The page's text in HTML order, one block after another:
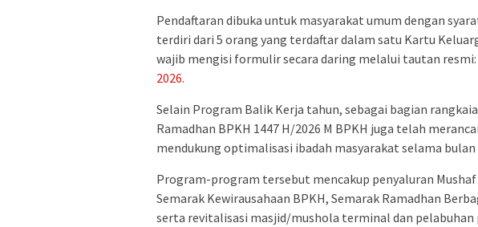
Pendaftaran dibuka untuk masyarakat umum dengan
terdiri dari 5 orang yang terdaftar dalam satu Kartu
wajib mengisi formulir secara daring melalui tautan resmi:
2026.
Selain Program Balik Kerja tahun, sebagai bagian
Ramadhan BPKH 1447 H/2026 M BPKH juga telah
mendukung optimalisasi ibadah masyarakat selama bulan
Program-program tersebut mencakup penyaluran Mushaf
Semarak Kewirausahaan BPKH, Semarak Ramadhan
serta revitalisasi masjid/mushola terminal dan